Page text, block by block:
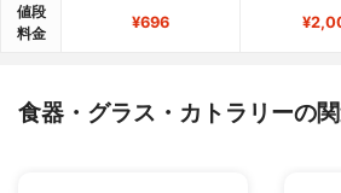
値段
料金
¥696
食器・グラス・カトラリーの